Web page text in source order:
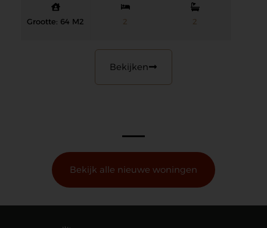
Grootte: 64 M2 2 2
Bekijken
Bekijk alle nieuwe woningen